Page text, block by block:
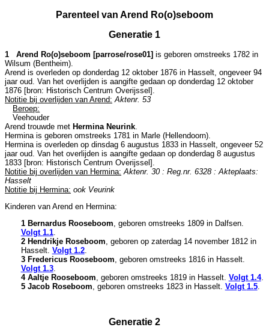
Parenteel van Arend Ro(o)seboom
Generatie 1
1 Arend Ro(o)seboom [parrose/rose01] is geboren omstreeks 1782 in
Wilsum (Bentheim)
Arend is overleden op donderdag 12 oktober 1876 in Hasselt , ongeveer 94
jaar oud. Van het overlijden is aangifte gedaan op donderdag 12 oktober
1876 [bron: Historisch Centrum Overijssel ].
Notitie bij overlijden van Arend: Aktenr. 53
Beroep:
Veehouder
Arend trouwde met Hermina Neurink
Hermina is geboren omstreeks 1781 in Marle (Hellendoorn)
Hermina is overleden op dinsdag 6 augustus 1833 in Hasselt , ongeveer 52
jaar oud. Van het overlijden is aangifte gedaan op donderdag 8 augustus
1833 [bron: Historisch Centrum Overijssel ].
Notitie bij overlijden van Hermina: Aktenr. 30 : Reg.nr. 6328 : Akteplaats:
Hasselt
Notitie bij Hermina: ook Veurink
Kinderen van Arend en Hermina:
1 Bernardus Rooseboom, geboren omstreeks 1809 in Dalfsen.
Volgt 1.1.
2 Hendrikje Roseboom, geboren op zaterdag 14 november 1812 in
Hasselt. Volgt 1.2.
3 Fredericus Rooseboom, geboren omstreeks 1816 in Hasselt.
Volgt 1.3.
4 Aaltje Rooseboom, geboren omstreeks 1819 in Hasselt. Volgt 1.4.
5 Jacob Roseboom, geboren omstreeks 1823 in Hasselt. Volgt 1.5.
Generatie 2